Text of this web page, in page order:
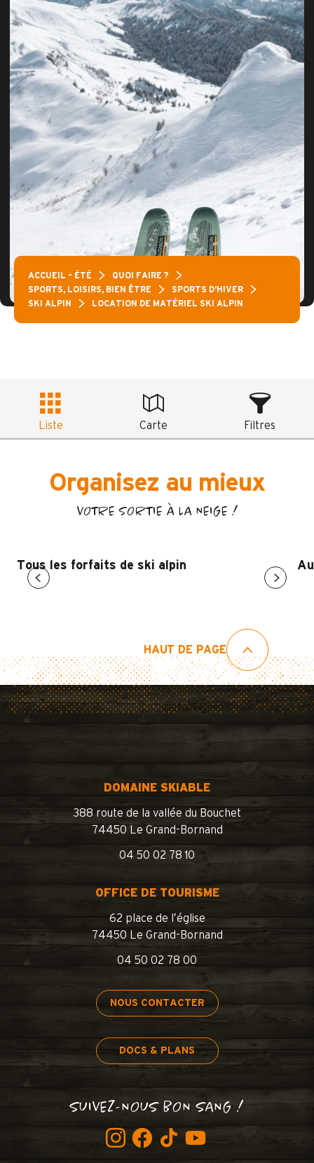
ACCUEIL – ÉTÉ
QUOI FAIRE ?
SPORTS, LOISIRS, BIEN ÊTRE
SPORTS D’HIVER
SKI ALPIN
LOCATION DE MATÉRIEL SKI ALPIN
Liste Carte Filtres
Organisez au mieux
VOTRE SORTIE À LA NEIGE !
Tous les forfaits de ski alpin
HAUT DE PAGE
DOMAINE SKIABLE
388 route de la vallée du Bouchet
74450 Le Grand-Bornand
04 50 02 78 10
OFFICE DE TOURISME
62 place de l’église
74450 Le Grand-Bornand
04 50 02 78 00
NOUS CONTACTER
DOCS & PLANS
SUIVEZ-NOUS BON SANG !